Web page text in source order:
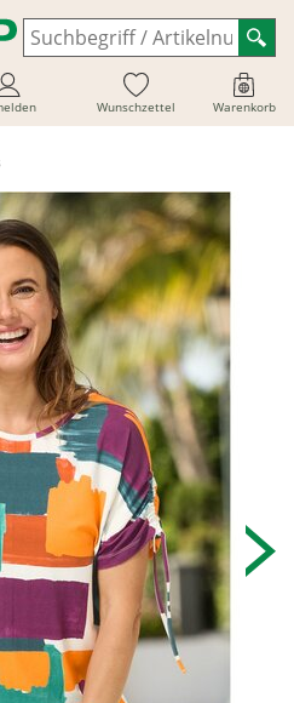
Wunschzettel Warenkorb